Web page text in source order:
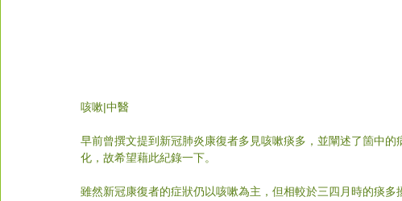
咳嗽|中醫
早前曾撰文提到新冠肺炎康復者多見咳嗽痰多，並闡述了箇中
化，故希望藉此紀錄一下。
雖然新冠康復者的症狀仍以咳嗽為主，但相較於三四月時的痰